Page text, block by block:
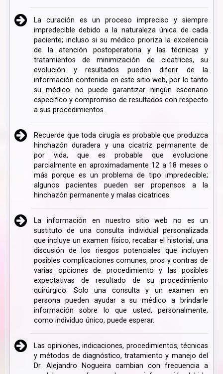
La curación es un proceso impreciso y siempre
impredecible debido a la naturaleza única de cada
paciente; incluso si su médico prioriza la excelencia
de la atención postoperatoria y las técnicas y
tratamientos de minimización de cicatrices, su
evolución y resultados pueden diferir de la
información contenida en este sitio web, por lo tanto
su médico no puede garantizar ningún escenario
específico y compromiso de resultados con respecto
a sus procedimientos.
Recuerde que toda cirugía es probable que produzca
hinchazón duradera y una cicatriz permanente de
por vida, que es probable que evolucione
parcialmente en aproximadamente 12 a 18 meses o
más porque es un problema de tipo impredecible;
algunos pacientes pueden ser propensos a la
hinchazón permanente y malas cicatrices.
La información en nuestro sitio web no es un
sustituto de una consulta individual personalizada
que incluye un examen físico, recabar el historial, una
discusión de los riesgos potenciales que incluyen
posibles complicaciones comunes, pros y contras de
varias opciones de procedimiento y las posibles
expectativas de resultado de su procedimiento
quirúrgico. Solo una consulta y un examen en
persona pueden ayudar a su médico a brindarle
información sobre lo que usted, personalmente,
como individuo único, puede esperar.
Las opiniones, indicaciones, procedimientos, técnicas
y métodos de diagnóstico, tratamiento y manejo del
Dr. Alejandro Nogueira cambian con frecuencia a